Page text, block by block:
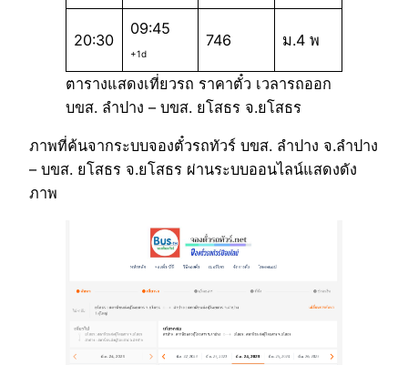
20:30
09:45
+1d
746 ม.4 พ
ตารางแสดงเที่ยวรถ ราคาตั๋ว เวลารถออก
บขส. ลำปาง – บขส. ยโสธร จ.ยโสธร
ภาพที่ค้นจากระบบจองตั๋วรถทัวร์ บขส. ลำปาง จ.ลำปาง
– บขส. ยโสธร จ.ยโสธร ผ่านระบบออนไลน์แสดงดัง
ภาพ